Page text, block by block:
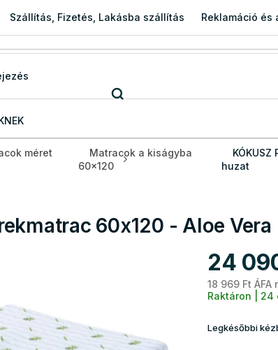
Szállítás, Fizetés, Lakásba szállítás Reklamáció és
méret
Matracok a kiságyba
60x120
huzat
60x120 - Aloe
24
18 969 Ft ÁFA
Raktáron |
Legkésőbbi